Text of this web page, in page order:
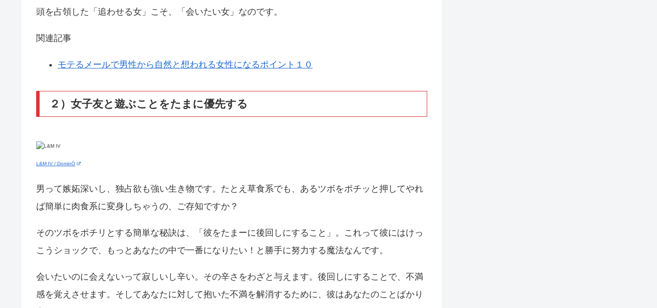
頭を占領した「追わせる女」こそ、「会いたい女」なのです。
関連記事
モテるメールで男性から自然と想われる女性になるポイント１０
２）女子友と遊ぶことをたまに優先する
L&M IV / DominÖ
男って嫉妬深いし、独占欲も強い生き物です。たとえ草食系でも、あるツボをポチッと押してやれ
ば簡単に肉食系に変身しちゃうの、ご存知ですか？
そのツボをポチリとする簡単な秘訣は、「彼をたまーに後回しにすること」。これって彼にはけっ
こうショックで、もっとあなたの中で一番になりたい！と勝手に努力する魔法なんです。
会いたいのに会えないって寂しいし辛い。その辛さをわざと与えます。後回しにすることで、不満
感を覚えさせます。そしてあなたに対して抱いた不満を解消するために、彼はあなたのことばかり